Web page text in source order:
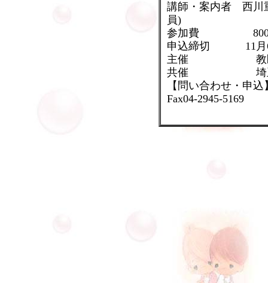
講師・案内者 西川
員)
参加費 800円
申込締切 11月6
主催 教区靖国
共催 埼玉地
【問い合わせ・申
Fax04-2945-5169